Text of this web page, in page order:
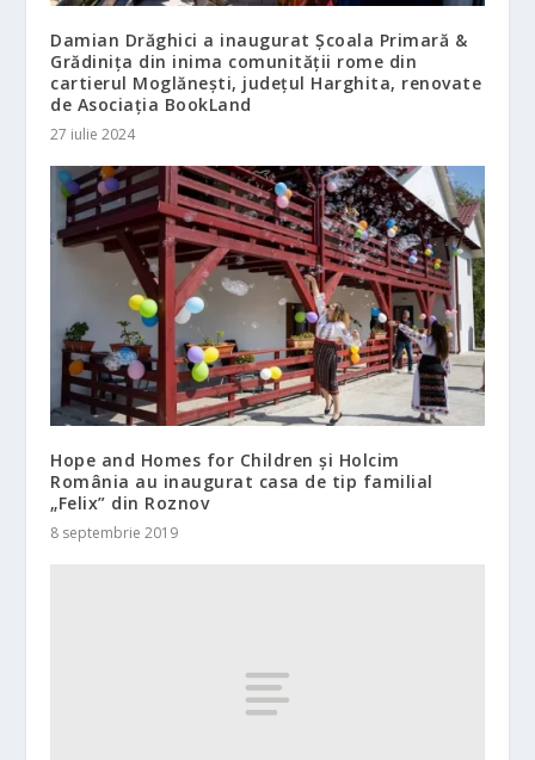
Damian Drăghici a inaugurat Școala Primară &
Grădinița din inima comunității rome din
cartierul Moglănești, județul Harghita, renovate
de Asociația BookLand
27 iulie 2024
Hope and Homes for Children și Holcim
România au inaugurat casa de tip familial
„Felix” din Roznov
8 septembrie 2019